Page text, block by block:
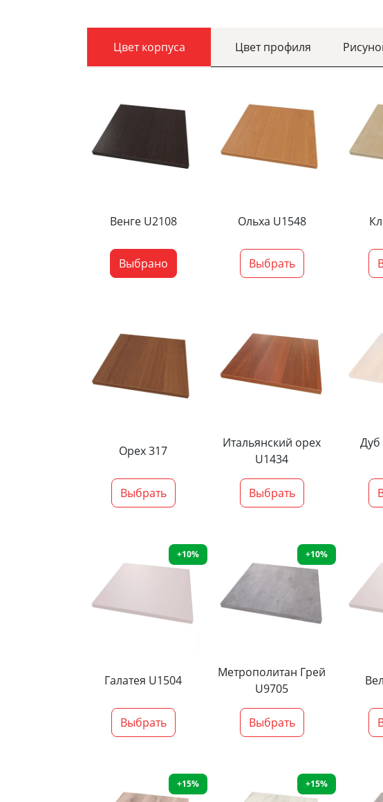
Цвет корпуса Цвет профиля
Венге U2108
Выбрано
Ольха U1548
Выбрать
Орех 317
Выбрать
Итальянский орех
U1434
Выбрать
+10%
Галатея U1504
Выбрать
+10%
Метрополитан Грей
U9705
Выбрать
+15% +15%